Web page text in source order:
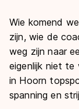
Wie komend
zijn, wie de
weg zijn naar
eigenlijk niet te
in Hoorn
spanning en